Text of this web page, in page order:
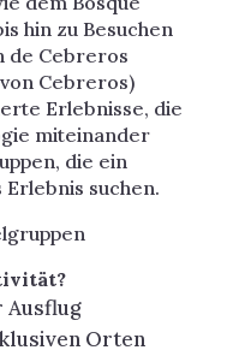
hin zu Besuchen
de Cebreros
Cebreros)
Erlebnisse, die
miteinander
die ein
suchen.
Orten